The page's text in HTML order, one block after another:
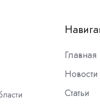
Главная
Новости
Статьи